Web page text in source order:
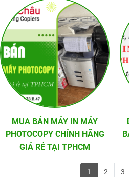
MUA BÁN MÁY IN MÁY
PHOTOCOPY CHÍNH HÃNG
GIÁ RẺ TẠI TPHCM
1 2 3